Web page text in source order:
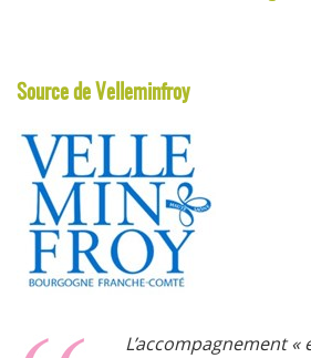
Source de Velleminfroy
L’accompagnement